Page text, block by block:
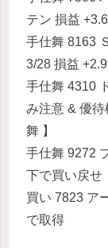
テン 損益
手仕舞 8163
3/28 損益
手仕舞 4310
み注意 & 優待
舞 】
手仕舞 9272
下で買い戻せ
買い 7823 ア
で取得